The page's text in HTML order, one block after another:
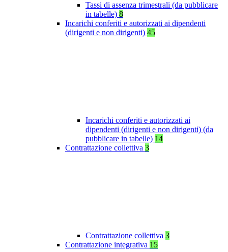
Tassi di assenza trimestrali (da pubblicare
in tabelle) 8
Incarichi conferiti e autorizzati ai dipendenti
(dirigenti e non dirigenti) 45
Incarichi conferiti e autorizzati ai
dipendenti (dirigenti e non dirigenti) (da
pubblicare in tabelle) 14
Contrattazione collettiva 3
Contrattazione collettiva 3
Contrattazione integrativa 15